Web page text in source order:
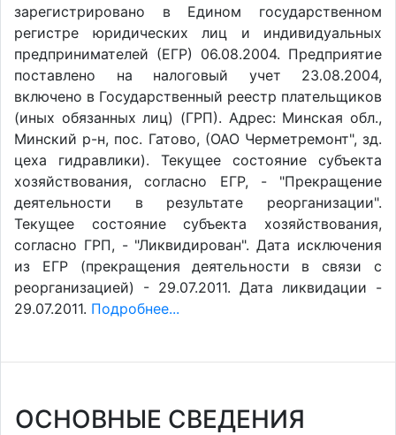
зарегистрировано в Едином государственном
регистре юридических лиц и индивидуальных
предпринимателей (ЕГР) 06.08.2004. Предприятие
поставлено на налоговый учет 23.08.2004,
включено в Государственный реестр плательщиков
(иных обязанных лиц) (ГРП). Адрес: Минская обл.,
Минский р-н, пос. Гатово, (ОАО Черметремонт", зд.
цеха гидравлики). Текущее состояние субъекта
хозяйствования, согласно ЕГР, - "Прекращение
деятельности в результате реорганизации".
Текущее состояние субъекта хозяйствования,
согласно ГРП, - "Ликвидирован". Дата исключения
из ЕГР (прекращения деятельности в связи с
реорганизацией) - 29.07.2011. Дата ликвидации -
29.07.2011. Подробнее...
ОСНОВНЫЕ СВЕДЕНИЯ